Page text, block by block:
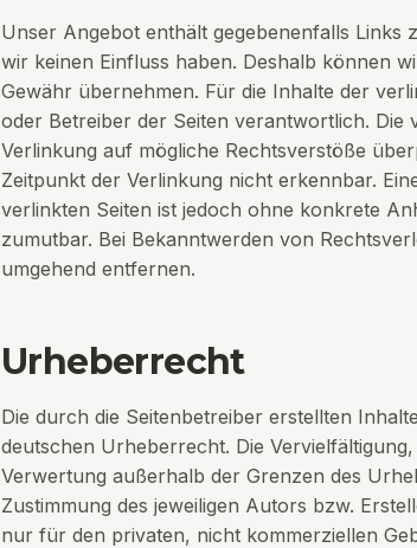
Unser Angebot enthält gegebenenfalls Links
wir keinen Einfluss haben. Deshalb können
Gewähr übernehmen. Für die Inhalte der
oder Betreiber der Seiten verantwortlich.
Verlinkung auf mögliche Rechtsverstöße
Zeitpunkt der Verlinkung nicht erkennbar.
verlinkten Seiten ist jedoch ohne konkrete
zumutbar. Bei Bekanntwerden von
umgehend entfernen.
Urheberrecht
Die durch die Seitenbetreiber erstellten
deutschen Urheberrecht. Die
Verwertung außerhalb der Grenzen des
Zustimmung des jeweiligen Autors bzw.
nur für den privaten, nicht kommerziellen